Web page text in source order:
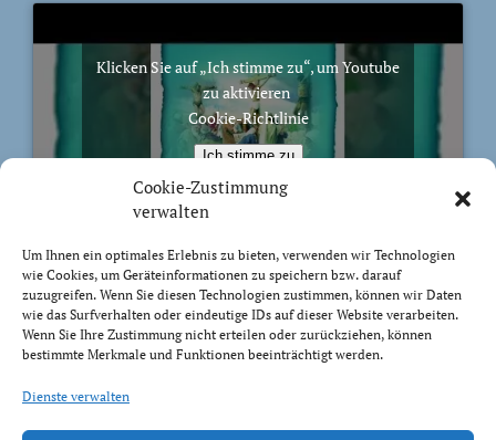
Cookie-Zustimmung
verwalten
Um Ihnen ein optimales Erlebnis zu bieten, verwenden wir Technologien
wie Cookies, um Geräteinformationen zu speichern bzw. darauf
zuzugreifen. Wenn Sie diesen Technologien zustimmen, können wir Daten
wie das Surfverhalten oder eindeutige IDs auf dieser Website verarbeiten.
Wenn Sie Ihre Zustimmung nicht erteilen oder zurückziehen, können
bestimmte Merkmale und Funktionen beeinträchtigt werden.
Dienste verwalten
Klicken Sie auf „Ich stimme zu“, um Youtube
zu aktivieren
Cookie-Richtlinie
Ich stimme zu
BIBELVERS DES TAGES
Sondern wie der, der euch berufen hat, heilig ist, sollt
steht geschrieben: »Ihr sollt heilig sein, denn ich bin
heilig.«